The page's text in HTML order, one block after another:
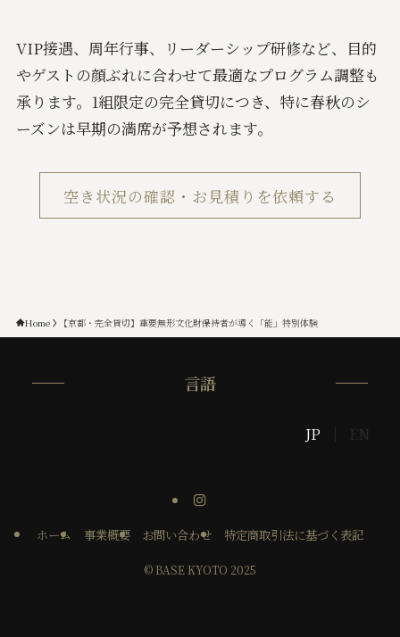
VIP接遇、周年行事、リーダーシップ研修など、目的
やゲストの顔ぶれに合わせて最適なプログラム調整も
承ります。1組限定の完全貸切につき、特に春秋のシ
ーズンは早期の満席が予想されます。
空き状況の確認・お見積りを依頼する
Home 【京都・完全貸切】重要無形文化財保持者が導く「能」特別体験
言語
JP
ホーム 事業概要 お問い合わせ 特定商取引法に基づく表記
© BASE KYOTO 2025